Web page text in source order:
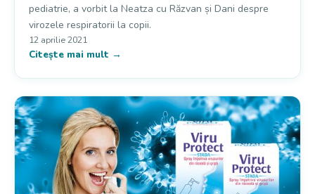
pediatrie, a vorbit la Neatza cu Răzvan și Dani despre
virozele respiratorii la copii.
12 aprilie 2021
Citește mai mult →